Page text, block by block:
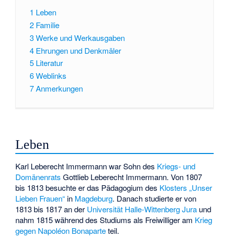
1 Leben
2 Familie
3Werke und Werkausgaben
4 Ehrungen und Denkmäler
5 Literatur
6Weblinks
7Anmerkungen
Leben
Karl Leberecht Immermann war Sohn des Kriegs- und
Domänenrats Gottlieb Leberecht Immermann. Von 1807
bis 1813 besuchte er das Pädagogium des Klosters „Unser
Lieben Frauen“ in Magdeburg. Danach studierte er von
1813 bis 1817 an der Universität Halle-Wittenberg Jura und
nahm 1815 während des Studiums als Freiwilliger am Krieg
gegen Napoléon Bonaparteteil.